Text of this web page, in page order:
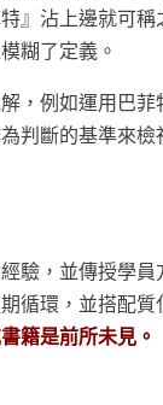
』沾上邊就可
糊了定義。
，例如運用巴菲
判斷的基準來
驗，並傳授學
循環，並搭配質
籍是前所未見。